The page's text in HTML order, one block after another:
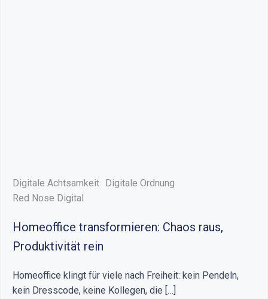
Digitale Achtsamkeit Digitale Ordnung
Red Nose Digital
Homeoffice transformieren: Chaos raus,
Produktivität rein
Homeoffice klingt für viele nach Freiheit: kein Pendeln,
kein Dresscode, keine Kollegen, die […]